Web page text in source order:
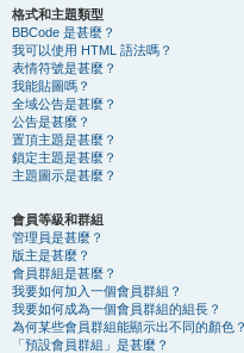
格式和主題類型
BBCode 是甚麼？
我可以使用 HTML 語法嗎？
表情符號是甚麼？
我能貼圖嗎？
全域公告是甚麼？
公告是甚麼？
置頂主題是甚麼？
鎖定主題是甚麼？
主題圖示是甚麼？
會員等級和群組
管理員是甚麼？
版主是甚麼？
會員群組是甚麼？
我要如何加入一個會員群組？
我要如何成為一個會員群組的組長？
為何某些會員群組能顯示出不同的顏色？
「預設會員群組」是甚麼？